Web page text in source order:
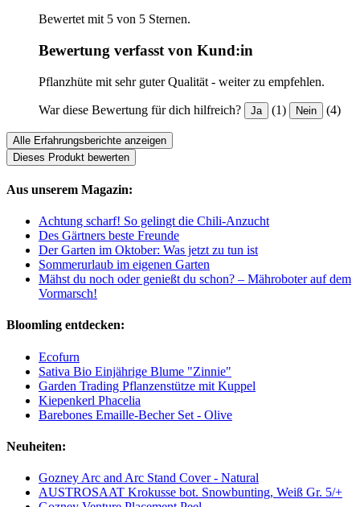
Bewertet mit 5 von 5 Sternen.
Bewertung verfasst von Kund:in
Pflanzhüte mit sehr guter Qualität - weiter zu empfehlen.
War diese Bewertung für dich hilfreich? Ja (1) Nein (4)
Alle Erfahrungsberichte anzeigen
Dieses Produkt bewerten
Aus unserem Magazin:
Achtung scharf! So gelingt die Chili-Anzucht
Des Gärtners beste Freunde
Der Garten im Oktober: Was jetzt zu tun ist
Sommerurlaub im eigenen Garten
Mähst du noch oder genießt du schon? – Mähroboter auf dem
Vormarsch!
Bloomling entdecken:
Ecofurn
Sativa Bio Einjährige Blume "Zinnie"
Garden Trading Pflanzenstütze mit Kuppel
Kiepenkerl Phacelia
Barebones Emaille-Becher Set - Olive
Neuheiten:
Gozney Arc and Arc Stand Cover - Natural
AUSTROSAAT Krokusse bot. Snowbunting, Weiß Gr. 5/+